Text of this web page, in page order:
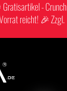
- Crunch
reicht! 🎉 Zzgl.